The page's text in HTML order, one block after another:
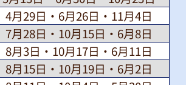
4月29日・6月26日・11月4日
7月28日・10月15日・6月8日
8月3日・10月17日・6月11日
8月15日・10月19日・6月2日